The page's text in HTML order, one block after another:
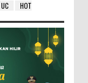
UC
HOT